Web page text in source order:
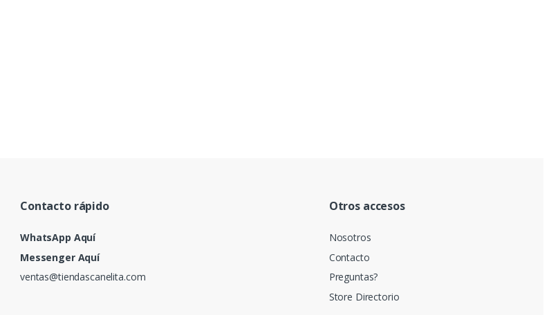
Contacto rápido
WhatsApp Aquí
Messenger Aquí
ventas@tiendascanelita.com
Otros accesos
Nosotros
Contacto
Preguntas?
Store Directorio